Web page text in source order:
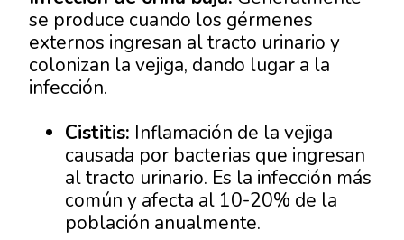
se produce cuando los gérmenes
externos ingresan al tracto urinario y
colonizan la vejiga, dando lugar a la
infección.
Cistitis: Inflamación de la vejiga
causada por bacterias que ingresan
al tracto urinario. Es la infección más
común y afecta al 10-20% de la
población anualmente.